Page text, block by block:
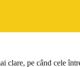
clare, pe când cele